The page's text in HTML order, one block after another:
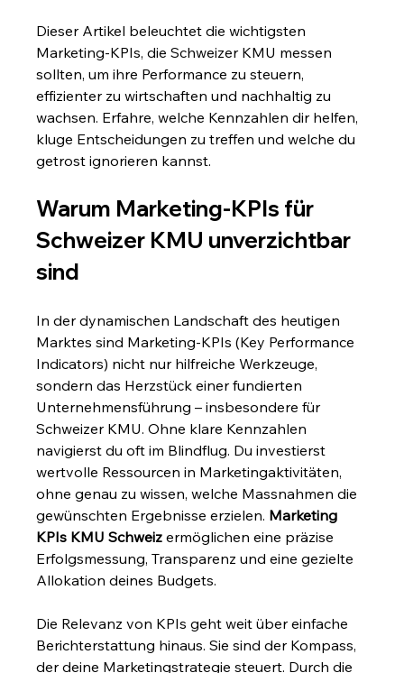
Dieser Artikel beleuchtet die wichtigsten
Marketing-KPIs, die Schweizer KMU messen
sollten, um ihre Performance zu steuern,
effizienter zu wirtschaften und nachhaltig zu
wachsen. Erfahre, welche Kennzahlen dir helfen,
kluge Entscheidungen zu treffen und welche du
getrost ignorieren kannst.
Warum Marketing-KPIs für
Schweizer KMU unverzichtbar
sind
In der dynamischen Landschaft des heutigen
Marktes sind Marketing-KPIs (Key Performance
Indicators) nicht nur hilfreiche Werkzeuge,
sondern das Herzstück einer fundierten
Unternehmensführung – insbesondere für
Schweizer KMU. Ohne klare Kennzahlen
navigierst du oft im Blindflug. Du investierst
wertvolle Ressourcen in Marketingaktivitäten,
ohne genau zu wissen, welche Massnahmen die
gewünschten Ergebnisse erzielen. Marketing
KPIs KMU Schweiz ermöglichen eine präzise
Erfolgsmessung, Transparenz und eine gezielte
Allokation deines Budgets.
Die Relevanz von KPIs geht weit über einfache
Berichterstattung hinaus. Sie sind der Kompass,
der deine Marketingstrategie steuert. Durch die